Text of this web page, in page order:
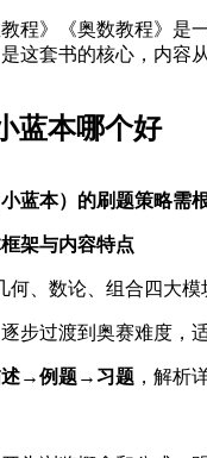
程》《奥数教程》是
这套书的核心，内容
蓝本哪个好
蓝本）的刷题策略
架与内容特点
何、数论、组合四大
步过渡到奥赛难度，
述→例题→习题 ，解析